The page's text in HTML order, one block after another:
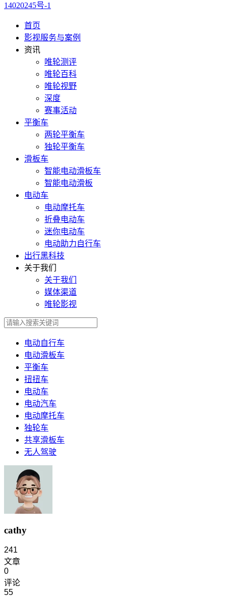
14020245号-1
首页
影视服务与案例
资讯
唯轮测评
唯轮百科
唯轮视野
深度
赛事活动
平衡车
两轮平衡车
独轮平衡车
滑板车
智能电动滑板车
智能电动滑板
电动车
电动摩托车
折叠电动车
迷你电动车
电动助力自行车
出行黑科技
关于我们
关于我们
媒体渠道
唯轮影视
电动自行车
电动滑板车
平衡车
扭扭车
电动车
电动汽车
电动摩托车
独轮车
共享滑板车
无人驾驶
cathy
241
文章
0
评论
55